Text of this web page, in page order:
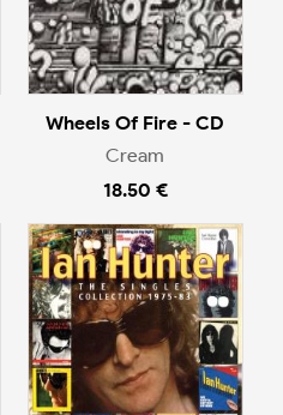
Wheels Of Fire - CD
Cream
18.50 €